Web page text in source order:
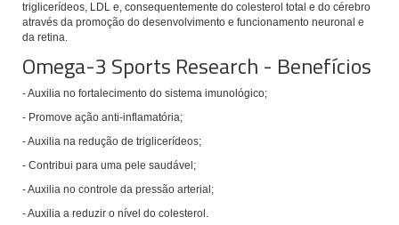
triglicerídeos, LDL e, consequentemente do colesterol total e do cérebro
através da promoção do desenvolvimento e funcionamento neuronal e
da retina.
Omega-3 Sports Research - Benefícios
- Auxilia no fortalecimento do sistema imunológico;
- Promove ação anti-inflamatória;
- Auxilia na redução de triglicerídeos;
- Contribui para uma pele saudável;
- Auxilia no controle da pressão arterial;
- Auxilia a reduzir o nível do colesterol.